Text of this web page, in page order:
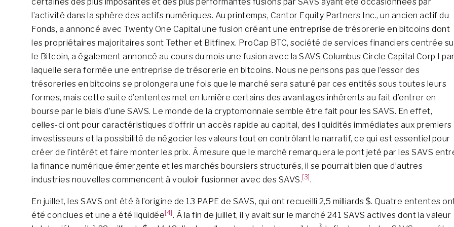
l’activité dans la sphère des actifs numériques. Au printemps, Cantor Equity Partners Inc., un ancien actif du
Fonds, a annoncé avec Twenty One Capital une fusion créant une entreprise de trésorerie en bitcoins dont
les propriétaires majoritaires sont Tether et Bitfinex. ProCap BTC, société de services financiers centrée
le Bitcoin, a également annoncé au cours du mois une fusion avec la SAVS Columbus Circle Capital Corp I par
laquelle sera formée une entreprise de trésorerie en bitcoins. Nous ne pensons pas que l’essor des
trésoreries en bitcoins se prolongera une fois que le marché sera saturé par ces entités sous toutes leurs
formes, mais cette suite d’ententes met en lumière certains des avantages inhérents au fait d’entrer en
bourse par le biais d’une SAVS. Le monde de la cryptomonnaie semble être fait pour les SAVS. En effet,
celles-ci ont pour caractéristiques d’offrir un accès rapide au capital, des liquidités immédiates aux premiers
investisseurs et la possibilité de négocier les valeurs tout en contrôlant le narratif, ce qui est essentiel pour
créer de l’intérêt et faire monter les prix. À mesure que le marché remarquera le pont jeté par les SAVS
la finance numérique émergente et les marchés boursiers structurés, il se pourrait bien que d’autres
industries nouvelles commencent à vouloir fusionner avec des SAVS. [3] .
En juillet, les SAVS ont été à l’origine de 13 PAPE de SAVS, qui ont recueilli 2,5 milliards $. Quatre ententes
été conclues et une a été liquidée [4] . À la fin de juillet, il y avait sur le marché 241 SAVS actives dont la valeur